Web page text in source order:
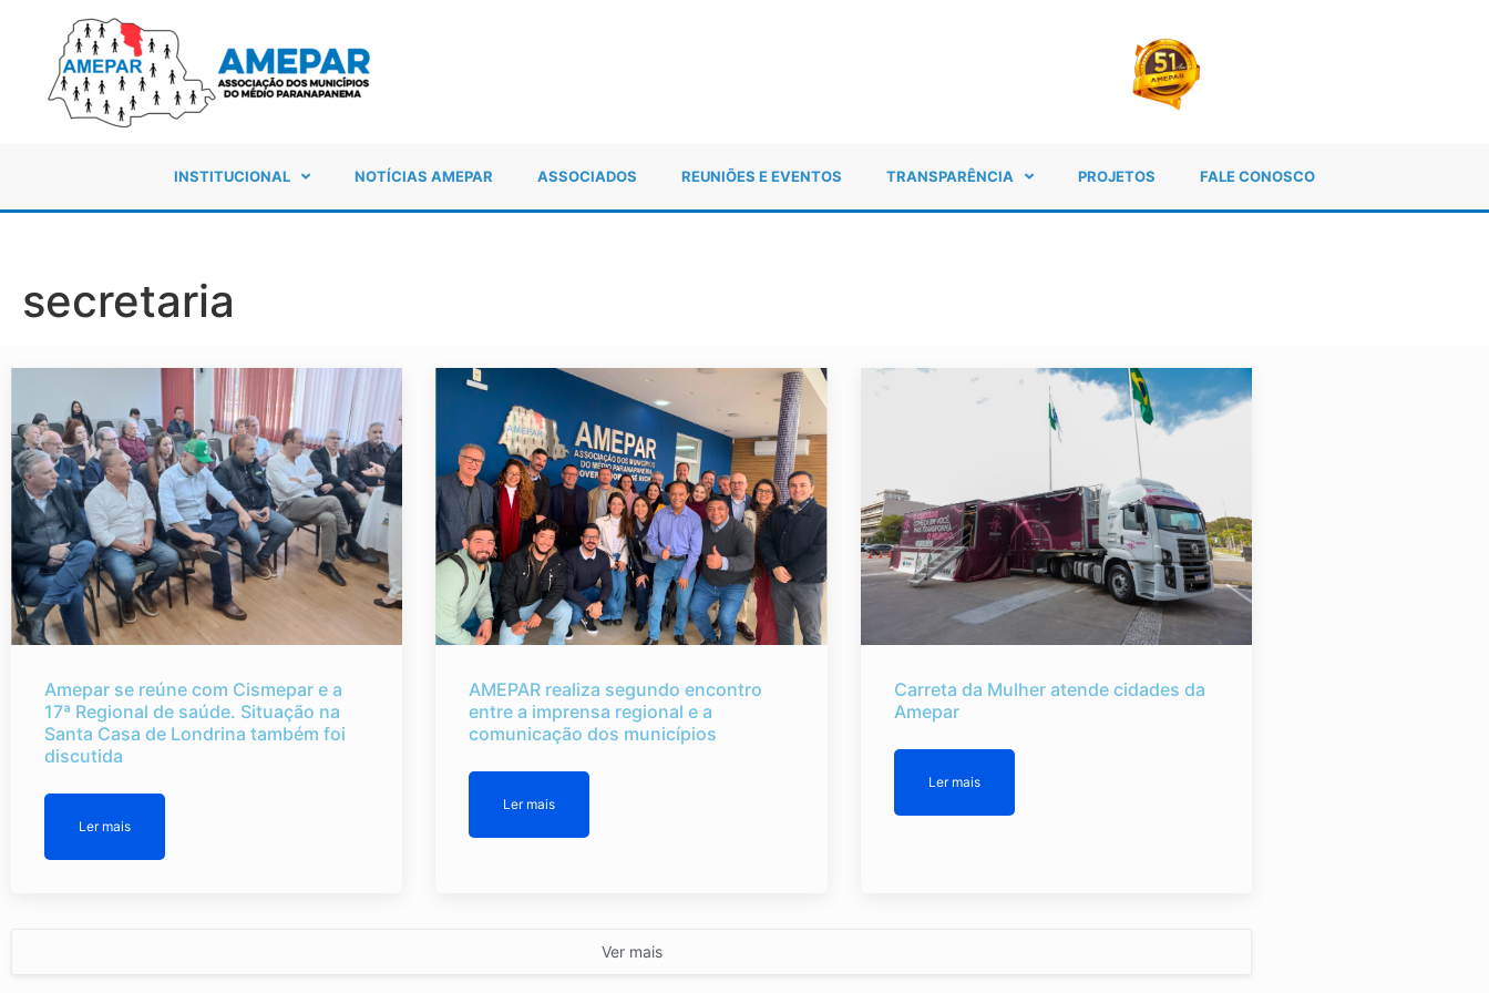
INSTITUCIONAL NOTÍCIAS AMEPAR ASSOCIADOS REUNIÕES E EVENTOS TRANSPARÊNCIA PROJETOS FALE CONOSCO
secretaria
Amepar se reúne com Cismepar e a
17ª Regional de saúde. Situação na
Santa Casa de Londrina também foi
discutida
Ler mais
AMEPAR realiza segundo encontro
entre a imprensa regional e a
comunicação dos municípios
Ler mais
Carreta da Mulher atende cidades da
Amepar
Ler mais
Ver mais